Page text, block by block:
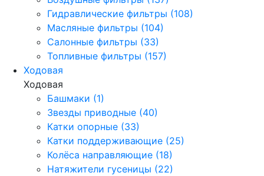
Гидравлические фильтры (108)
Масляные фильтры (104)
Салонные фильтры (33)
Топливные фильтры (157)
Ходовая
Ходовая
Башмаки (1)
Звезды приводные (40)
Катки опорные (33)
Катки поддерживающие (25)
Колёса направляющие (18)
Натяжители гусеницы (22)